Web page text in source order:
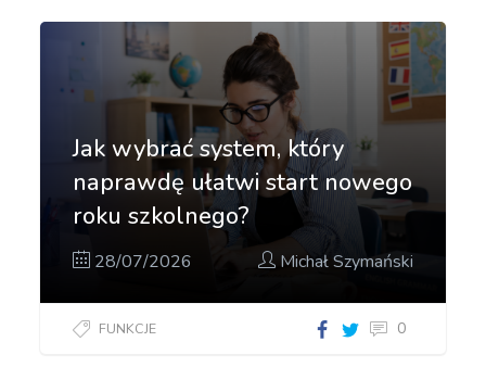
Jak wybrać system, który
naprawdę ułatwi start nowego
roku szkolnego?
28/07/2026 Michał Szymański
FUNKCJE 0